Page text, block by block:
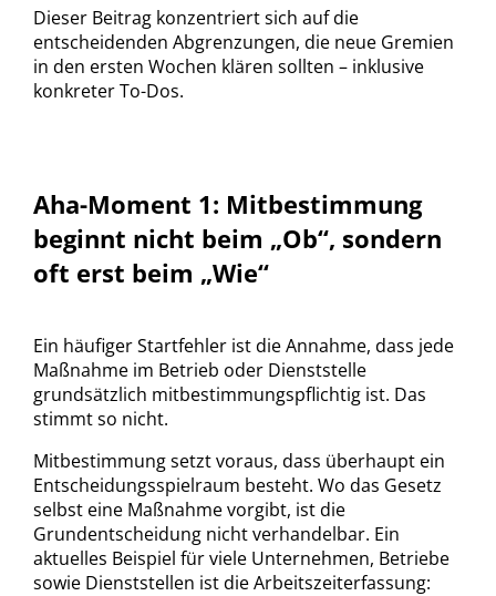
Dieser Beitrag konzentriert sich auf die
entscheidenden Abgrenzungen, die neue Gremien
in den ersten Wochen klären sollten – inklusive
konkreter To-Dos.
Aha-Moment 1: Mitbestimmung
beginnt nicht beim „Ob“, sondern
oft erst beim „Wie“
Ein häufiger Startfehler ist die Annahme, dass jede
Maßnahme im Betrieb oder Dienststelle
grundsätzlich mitbestimmungspflichtig ist. Das
stimmt so nicht.
Mitbestimmung setzt voraus, dass überhaupt ein
Entscheidungsspielraum besteht. Wo das Gesetz
selbst eine Maßnahme vorgibt, ist die
Grundentscheidung nicht verhandelbar. Ein
aktuelles Beispiel für viele Unternehmen, Betriebe
sowie Dienststellen ist die Arbeitszeiterfassung: